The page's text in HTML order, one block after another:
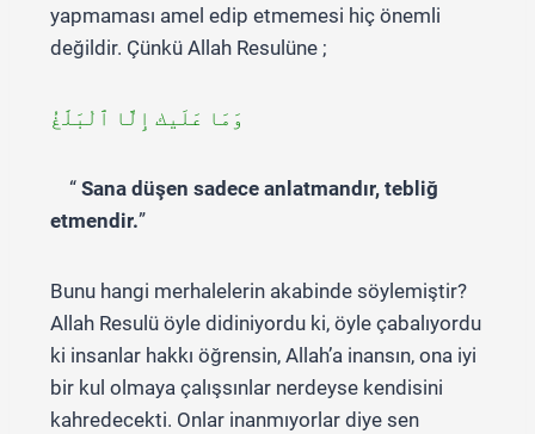
yapmaması amel edip etmemesi hiç önemli
değildir. Çünkü Allah Resulüne ;
وَمَا عَلَيك إِلَّا ٱلْبَلَٰغُ
“ Sana düşen sadece anlatmandır, tebliğ
etmendir.”
Bunu hangi merhalelerin akabinde söylemiştir?
Allah Resulü öyle didiniyordu ki, öyle çabalıyordu
ki insanlar hakkı öğrensin, Allah’a inansın, ona iyi
bir kul olmaya çalışsınlar nerdeyse kendisini
kahredecekti. Onlar inanmıyorlar diye sen